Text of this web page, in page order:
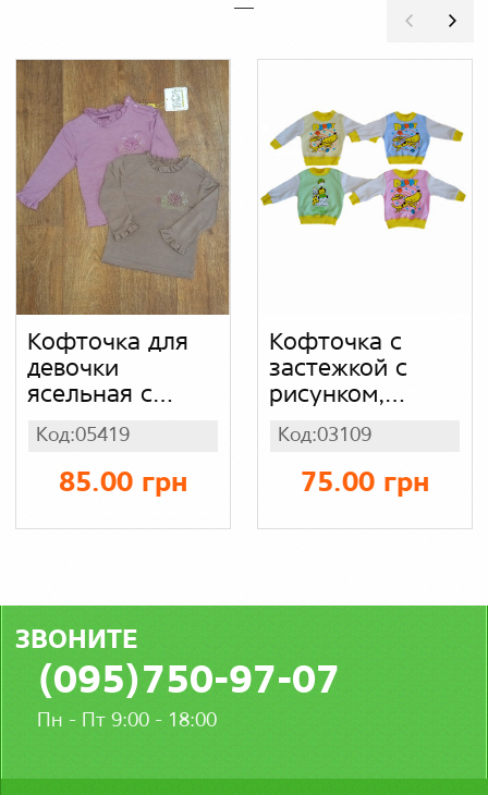
Кофточка для
девочки
ясельная с
вышивкой,
полиэстр
Код:05419
85.00 грн
Кофточка с
застежкой с
рисунком,
интерлок начес
Код:03109
75.00 грн
ЗВОНИТЕ
(095)750-97-07
Пн - Пт 9:00 - 18:00